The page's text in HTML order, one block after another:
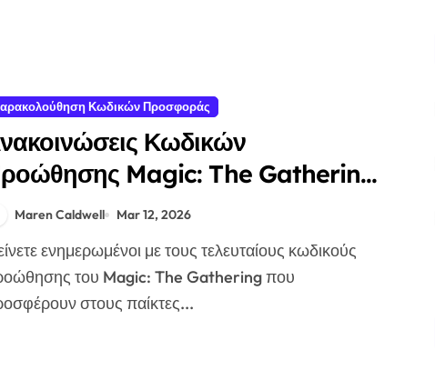
Κωδικών Προσφοράς
Κωδικών
Magic: The Gathering:
Τελευταία Νέα, Ενημερώσεις
Κοινότητας, Επίσημες Πηγές
Maren Caldwell Mar 12, 2026
του Magic: The Gathering που
στους παίκτες...